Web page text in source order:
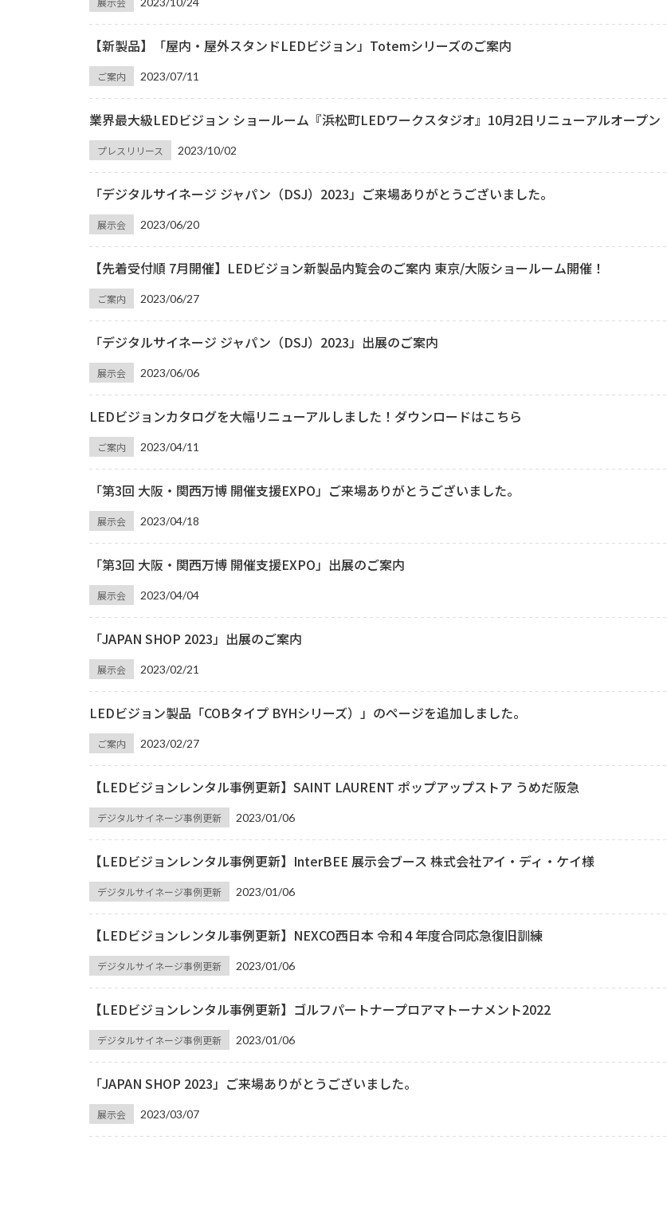
【新製品】「屋内・屋外スタンドLEDビジョン」Totemシリーズのご案内
ご案内 2023/07/11
業界最大級LEDビジョン ショールーム『浜松町LEDワークスタジオ』10月2日リニューアルオープン
プレスリリース 2023/10/02
「デジタルサイネージ ジャパン（DSJ）2023」ご来場ありがとうございました。
展示会 2023/06/20
【先着受付順 7月開催】LEDビジョン新製品内覧会のご案内 東京/大阪ショールーム開催！
ご案内 2023/06/27
「デジタルサイネージ ジャパン（DSJ）2023」出展のご案内
展示会 2023/06/06
LEDビジョンカタログを大幅リニューアルしました！ダウンロードはこちら
ご案内 2023/04/11
「第3回 大阪・関西万博 開催支援EXPO」ご来場ありがとうございました。
展示会 2023/04/18
「第3回 大阪・関西万博 開催支援EXPO」出展のご案内
展示会 2023/04/04
「JAPAN SHOP 2023」出展のご案内
展示会 2023/02/21
LEDビジョン製品「COBタイプ BYHシリーズ）」のページを追加しました。
ご案内 2023/02/27
【LEDビジョンレンタル事例更新】SAINT LAURENT ポップアップストア うめだ阪急
デジタルサイネージ事例更新 2023/01/06
【LEDビジョンレンタル事例更新】InterBEE 展示会ブース 株式会社アイ・ディ・ケイ様
デジタルサイネージ事例更新 2023/01/06
【LEDビジョンレンタル事例更新】NEXCO西日本 令和４年度合同応急復旧訓練
デジタルサイネージ事例更新 2023/01/06
【LEDビジョンレンタル事例更新】ゴルフパートナープロアマトーナメント2022
デジタルサイネージ事例更新 2023/01/06
「JAPAN SHOP 2023」ご来場ありがとうございました。
展示会 2023/03/07